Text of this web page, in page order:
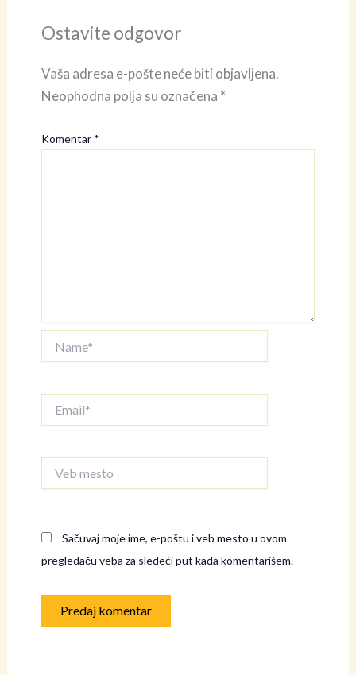
Ostavite odgovor
Vaša adresa e-pošte neće biti objavljena.
Neophodna polja su označena *
Komentar *
mesto
Sačuvaj moje ime, e-poštu i veb mesto u ovom
pregledaču veba za sledeći put kada komentarišem.